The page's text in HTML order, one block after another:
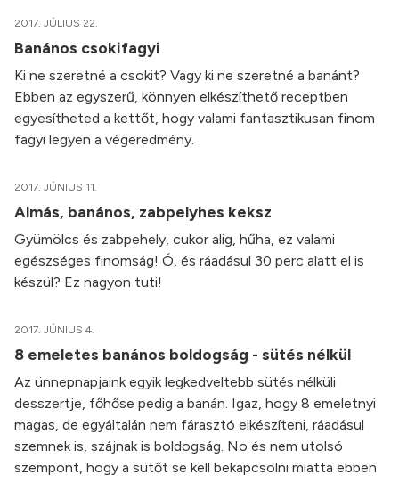
2017. JÚLIUS 22.
Banános csokifagyi
Ki ne szeretné a csokit? Vagy ki ne szeretné a banánt?
Ebben az egyszerű, könnyen elkészíthető receptben
egyesítheted a kettőt, hogy valami fantasztikusan finom
fagyi legyen a végeredmény.
2017. JÚNIUS 11.
Almás, banános, zabpelyhes keksz
Gyümölcs és zabpehely, cukor alig, hűha, ez valami
egészséges finomság! Ó, és ráadásul 30 perc alatt el is
készül? Ez nagyon tuti!
2017. JÚNIUS 4.
8 emeletes banános boldogság - sütés nélkül
Az ünnepnapjaink egyik legkedveltebb sütés nélküli
desszertje, főhőse pedig a banán. Igaz, hogy 8 emeletnyi
magas, de egyáltalán nem fárasztó elkészíteni, ráadásul
szemnek is, szájnak is boldogság. No és nem utolsó
szempont, hogy a sütőt se kell bekapcsolni miatta ebben